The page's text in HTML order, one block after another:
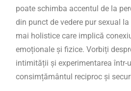
poate schimba accentul de la
din punct de vedere pur sexual
mai holistice care implică
emoționale și fizice. Vorbiți
intimității și experimentarea într-
consimțământul reciproc și